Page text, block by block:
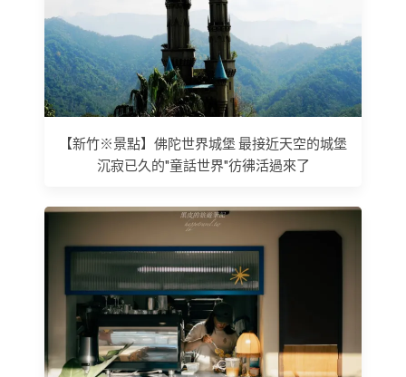
【新竹※景點】佛陀世界城堡 最接近天空的城堡
沉寂已久的"童話世界"彷彿活過來了